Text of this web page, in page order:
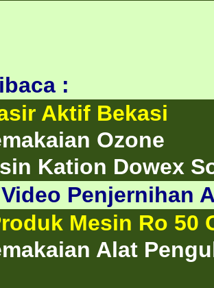
:
Aktif Bekasi
Ozone
Kation Dowex
Penjernihan
Mesin Ro 50
Alat